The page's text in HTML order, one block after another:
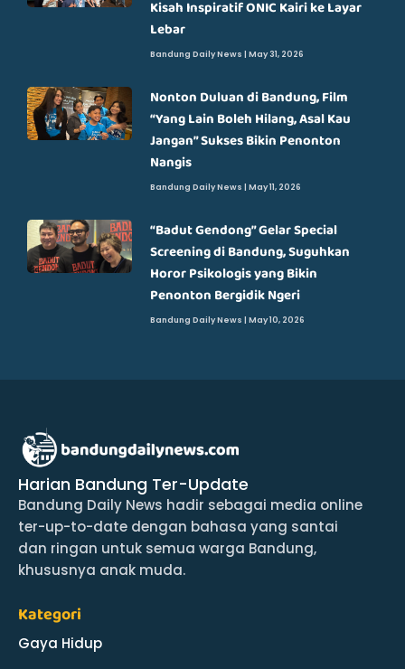
Kisah Inspiratif ONIC Kairi ke Layar
Lebar
Bandung Daily News May 31, 2026
Nonton Duluan di Bandung, Film
“Yang Lain Boleh Hilang, Asal Kau
Jangan” Sukses Bikin Penonton
Nangis
Bandung Daily News May 11, 2026
“Badut Gendong” Gelar Special
Screening di Bandung, Suguhkan
Horor Psikologis yang Bikin
Penonton Bergidik Ngeri
Bandung Daily News May 10, 2026
Harian Bandung Ter-Update
Bandung Daily News hadir sebagai media online
ter-up-to-date dengan bahasa yang santai
dan ringan untuk semua warga Bandung,
khususnya anak muda.
Kategori
Gaya Hidup